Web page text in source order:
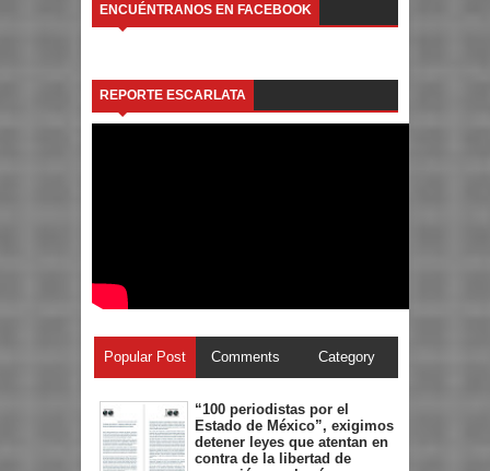
ENCUÉNTRANOS EN FACEBOOK
REPORTE ESCARLATA
Popular Post Comments Category
“100 periodistas por el
Estado de México”, exigimos
detener leyes que atentan en
contra de la libertad de